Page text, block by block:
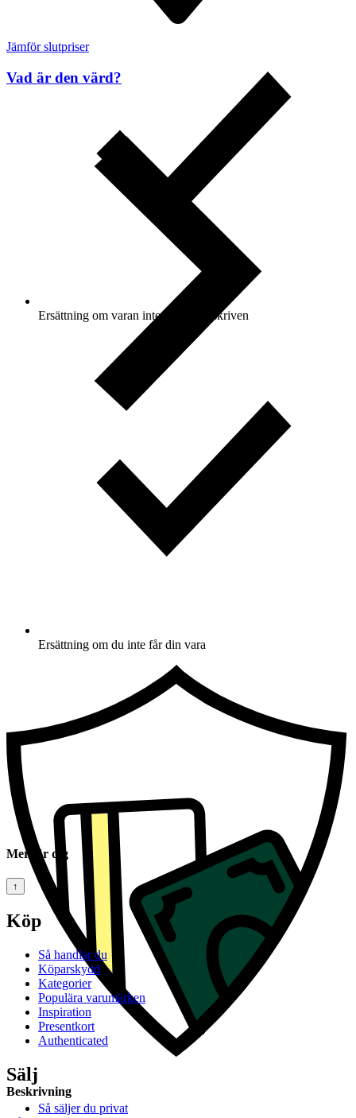
Ersättning om varan inte är som beskriven
Ersättning om du inte får din vara
Beskrivning
Jämför slutpriser
Vad är den värd?
Mer för dig
↑
Köp
Så handlar du
Köparskydd
Kategorier
Populära varumärken
Inspiration
Presentkort
Authenticated
Sälj
Så säljer du privat